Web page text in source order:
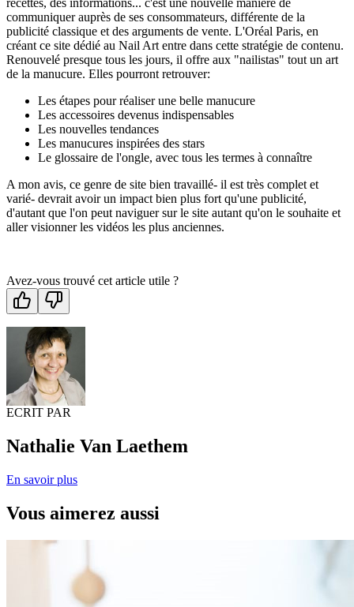
recettes, des informations... c'est une nouvelle manière de
communiquer auprès de ses consommateurs, différente de la
publicité classique et des arguments de vente. L'Oréal Paris, en
créant ce site dédié au Nail Art entre dans cette stratégie de contenu.
Renouvelé presque tous les jours, il offre aux "nailistas" tout un art
de la manucure. Elles pourront retrouver:
Les étapes pour réaliser une belle manucure
Les accessoires devenus indispensables
Les nouvelles tendances
Les manucures inspirées des stars
Le glossaire de l'ongle, avec tous les termes à connaître
A mon avis, ce genre de site bien travaillé- il est très complet et
varié- devrait avoir un impact bien plus fort qu'une publicité,
d'autant que l'on peut naviguer sur le site autant qu'on le souhaite et
aller visionner les vidéos les plus anciennes.
Avez-vous trouvé cet article utile ?
ECRIT PAR
Nathalie Van Laethem
En savoir plus
Vous aimerez aussi